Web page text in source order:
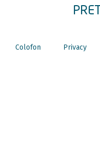
Colofon Privacy